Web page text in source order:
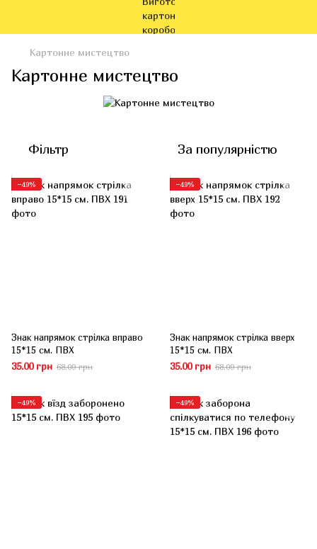
Картонне мистецтво
Картонне мистецтво
Фільтр За популярністю
−49%
Знак напрямок стрілка вправо
15*15 см. ПВХ
35.00 грн 68.00 грн
−49%
Знак напрямок стрілка вверх
15*15 см. ПВХ
35.00 грн 68.00 грн
−49% −49%